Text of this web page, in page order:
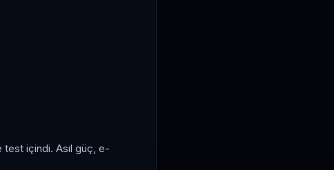
test içindi. Asıl güç, e-